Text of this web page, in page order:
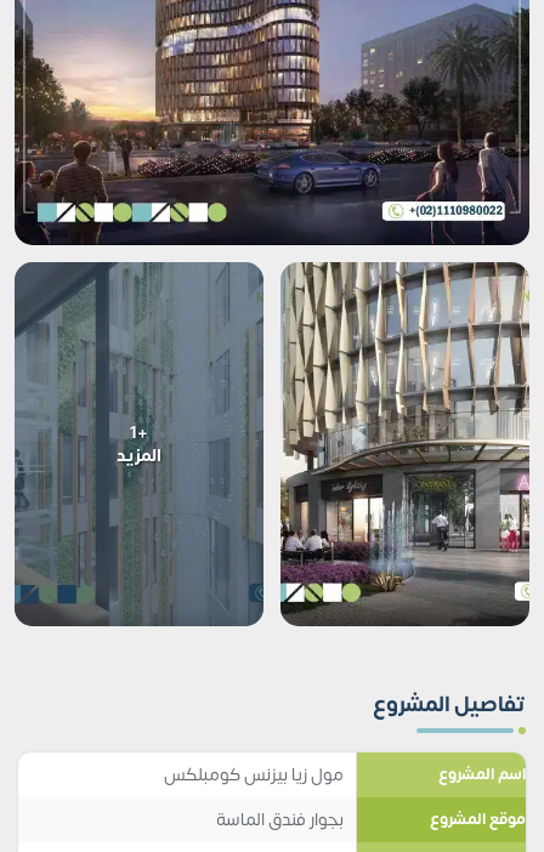
+1
المزيد
تفاصيل المشروع
اسم المشروع مول زيا بيزنس كومبلكس
موقع المشروع بجوار فندق الماسة